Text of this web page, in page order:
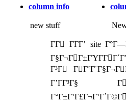
column info
new stuff
ΓΓ ΓΓ­Γʽ site
Γ³Γ
ΓʼΓΓ³Γ§